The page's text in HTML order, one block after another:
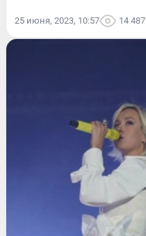
25 июня, 2023, 10:57 14 487